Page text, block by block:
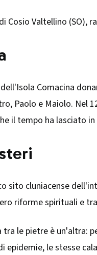
Cosio Valtellino (SO),
Comacina
Paolo e Maiolo. Nel
il tempo ha lasciato
sito cluniacense
riforme spirituali e
tra le pietre è un'altra:
le stesse